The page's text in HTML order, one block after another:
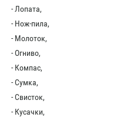
- Лопата,
- Нож-пила,
- Молоток,
- Огниво,
- Компас,
- Сумка,
- Свисток,
- Кусачки,